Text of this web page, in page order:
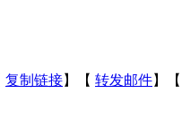
复制链接】【 转发邮件】【